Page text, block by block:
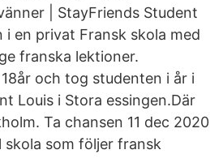
| StayFriends Student
en privat Fransk skola med
franska lektioner.
och tog studenten i år i
Louis i Stora essingen.Där
Ta chansen 11 dec 2020
som följer fransk